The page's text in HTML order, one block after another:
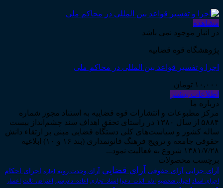
مشاهده
در انبار موجود نمی باشد
پژوهشگاه قوه قضاییه
اجرا و تفسیر قواعد بین المللی در محاکم ملی
۱۰,۰۰۰ تومان
اطلاعات بیشتر
درباره ما
مرکز مطبوعات و انتشارات قوه قضاییه به استناد مجوز شماره
۵۸۸۴ از سال ۱۳۸۰ در راستای تحقق اهداف سند چشم‌انداز بیست
ساله کشور و سیاست‌های کلی دستگاه قضایی مبنی بر ارتقاء دانش
حقوقی جامعه و ترویج فرهنگ قانونمداری (بند ۱۶ و ۱۰) ابلاغیه
۱۳۸۱/۷/۲۸ شروع به فعالیت نمود...
برچسب محصولات
آرای جزایی آرای حقوقی آرای قضایی آرای وحدت رویه اجاره اجرای احکام
اجرای اسناد احوال شخصیه ادله_اثبات_دعوا اسناد_تجاری اعاده_دادرسی اعتراض_ثالث اعسار